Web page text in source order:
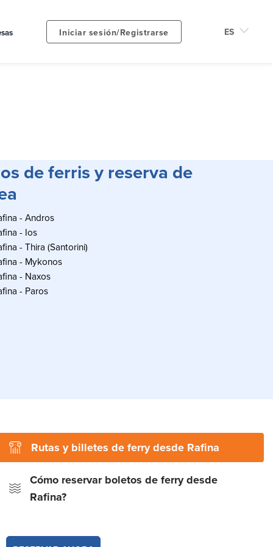
Iniciar sesión/Registrarse
de ferris y reserva de
- Andros
- Ios
- Thira (Santorini)
- Mykonos
- Naxos
- Paros
Rutas y billetes de ferry desde Rafina
Cómo reservar boletos de ferry desde
Rafina?